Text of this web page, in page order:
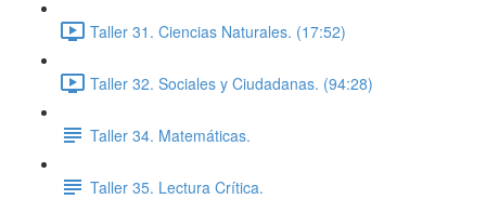
Taller 31. Ciencias Naturales. (17:52)
Taller 32. Sociales y Ciudadanas. (94:28)
Taller 34. Matemáticas.
Taller 35. Lectura Crítica.